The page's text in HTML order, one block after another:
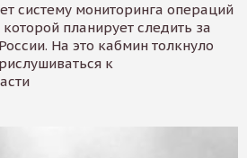
систему мониторинга операций
планирует следить за
На это кабмин толкнуло
к